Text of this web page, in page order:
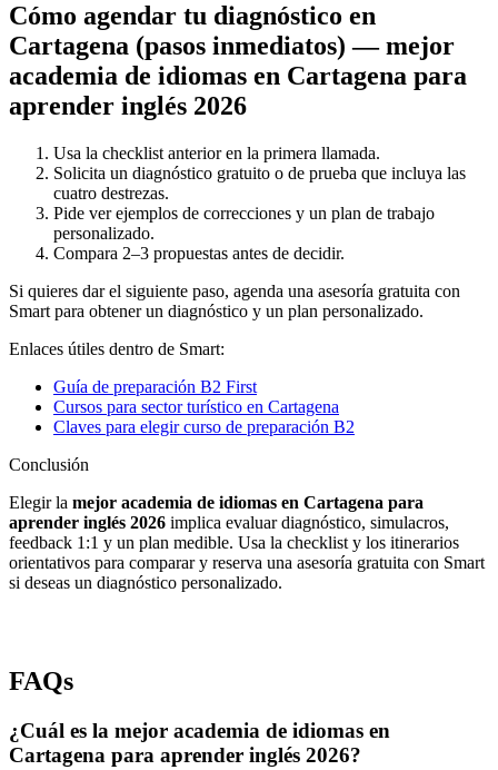
Cómo agendar tu diagnóstico en
Cartagena (pasos inmediatos) — mejor
academia de idiomas en Cartagena para
aprender inglés 2026
Usa la checklist anterior en la primera llamada.
Solicita un diagnóstico gratuito o de prueba que incluya las
cuatro destrezas.
Pide ver ejemplos de correcciones y un plan de trabajo
personalizado.
Compara 2–3 propuestas antes de decidir.
Si quieres dar el siguiente paso, agenda una asesoría gratuita con
Smart para obtener un diagnóstico y un plan personalizado.
Enlaces útiles dentro de Smart:
Guía de preparación B2 First
Cursos para sector turístico en Cartagena
Claves para elegir curso de preparación B2
Conclusión
Elegir la mejor academia de idiomas en Cartagena para
aprender inglés 2026 implica evaluar diagnóstico, simulacros,
feedback 1:1 y un plan medible. Usa la checklist y los itinerarios
orientativos para comparar y reserva una asesoría gratuita con Smart
si deseas un diagnóstico personalizado.
FAQs
¿Cuál es la mejor academia de idiomas en
Cartagena para aprender inglés 2026?